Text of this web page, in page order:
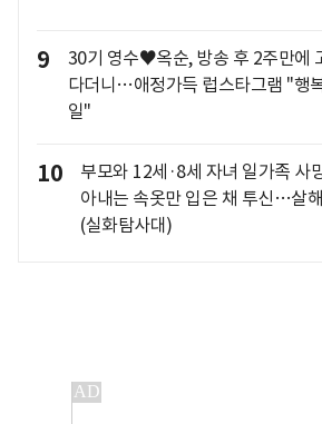
9
30기 영수♥옥순, 방송 후 2주만에
다더니…애정가득 럽스타그램 "행
일"
10
부모와 12세·8세 자녀 일가족 사
아내는 속옷만 입은 채 투신…살
(실화탐사대)